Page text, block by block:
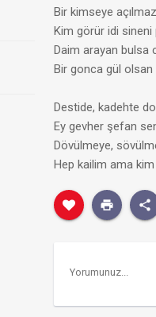
Bir kimseye
Kim görür idi
Daim arayan bulsa
Bir gonca gül
Destide, kadehte
Ey gevher şefan
Dövülmeye,
Hep kailim ama